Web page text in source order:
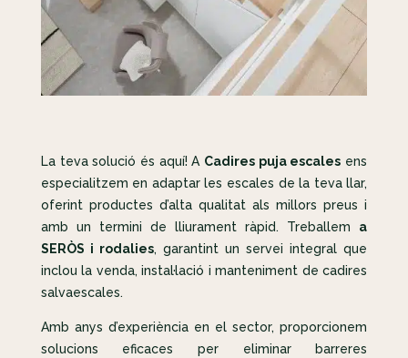
La teva solució és aquí! A Cadires puja escales ens
especialitzem en adaptar les escales de la teva llar,
oferint productes d’alta qualitat als millors preus i
amb un termini de lliurament ràpid. Treballem a
SERÒS i rodalies, garantint un servei integral que
inclou la venda, instal·lació i manteniment de cadires
salvaescales.
Amb anys d’experiència en el sector, proporcionem
solucions eficaces per eliminar barreres